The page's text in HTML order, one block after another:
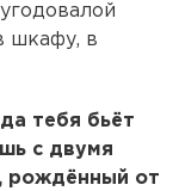
шкафу, в
тебя бьёт
с двумя
рождённый от